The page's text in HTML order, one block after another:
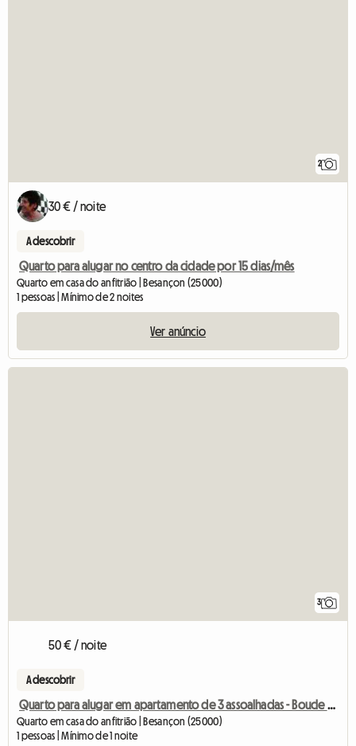
2
30 € / noite
A descobrir
Quarto para alugar no centro da cidade por 15 dias/mês
Quarto em casa do anfitrião | Besançon (25000)
1 pessoas | Mínimo de 2 noites
Ver anúncio
3
50 € / noite
A descobrir
Quarto para alugar em apartamento de 3 assoalhadas - Boucle Besa
Quarto em casa do anfitrião | Besançon (25000)
1 pessoas | Mínimo de 1 noite